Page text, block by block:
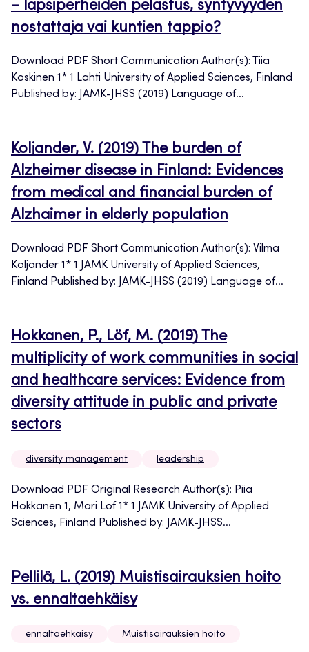
– lapsiperheiden pelastus, syntyvyyden
nostattaja vai kuntien tappio?
Download PDF Short Communication Author(s): Tiia
Koskinen 1* 1 Lahti University of Applied Sciences, Finland
Published by: JAMK-JHSS (2019) Language of...
Koljander, V. (2019) The burden of
Alzheimer disease in Finland: Evidences
from medical and financial burden of
Alzhaimer in elderly population
Download PDF Short Communication Author(s): Vilma
Koljander 1* 1 JAMK University of Applied Sciences,
Finland Published by: JAMK-JHSS (2019) Language of...
Hokkanen, P., Löf, M. (2019) The
multiplicity of work communities in social
and healthcare services: Evidence from
diversity attitude in public and private
sectors
diversity management leadership
Download PDF Original Research Author(s): Piia
Hokkanen 1, Mari Löf 1* 1 JAMK University of Applied
Sciences, Finland Published by: JAMK-JHSS...
Pellilä, L. (2019) Muistisairauksien hoito
vs. ennaltaehkäisy
ennaltaehkäisy Muistisairauksien hoito